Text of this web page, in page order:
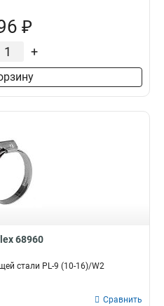
₽
+
68960
стали PL-9 (10-16)/W2
Сравнить